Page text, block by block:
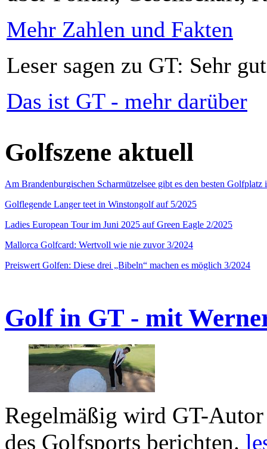
Mehr Zahlen und Fakten
Leser sagen zu GT: Sehr
Das ist GT - mehr darüber
Golfszene aktuell
Am Brandenburgischen Scharmützelsee gibt es den besten
Golflegende Langer teet in Winstongolf auf 5/2025
Ladies European Tour im Juni 2025 auf Green Eagle 2/2025
Mallorca Golfcard: Wertvoll wie nie zuvor 3/2024
Preiswert Golfen: Diese drei „Bibeln“ machen es möglich 3/2024
Golf in GT - mit
Regelmäßig wird GT-
des Golfsports berichten.